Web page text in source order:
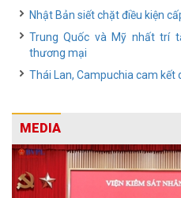
Nhật Bản siết chặt điều kiện
Trung Quốc và Mỹ nhất trí
thương mại
Thái Lan, Campuchia cam
MEDIA